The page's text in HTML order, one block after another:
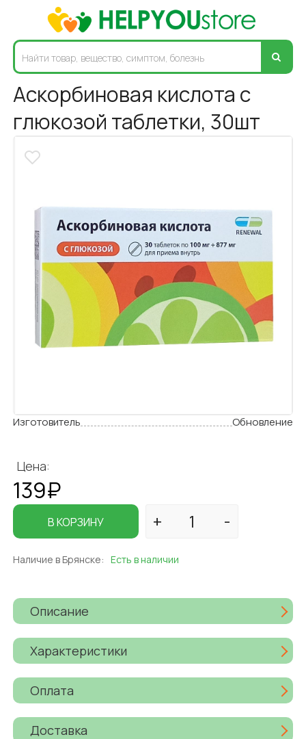
Аскорбиновая кислота с
глюкозой таблетки, 30шт
Изготовитель Обновление
Цена:
139₽
В КОРЗИНУ
Наличие в Брянске: Есть в наличии
Описание
Характеристики
Оплата
Доставка